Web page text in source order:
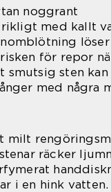
noggrant
med kallt
för repor
smutsig sten kan
med några
milt
räcker
i en hink